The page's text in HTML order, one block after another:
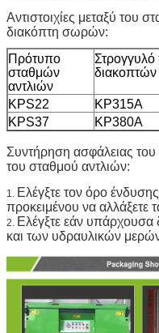
Αντιστοιχίες μεταξύ του
διακόπτη σωρών:
Πρότυπο
σταθμών
αντλιών
KPS22 KP315A
KPS37
KP380A
Συντήρηση ασφάλειας
του σταθμού αντλιών:
1. Ελέγξτε τον όρο
προκειμένου να αλλάξετε
2. Ελέγξτε εάν υπάρχουσα
και των υδραυλικών